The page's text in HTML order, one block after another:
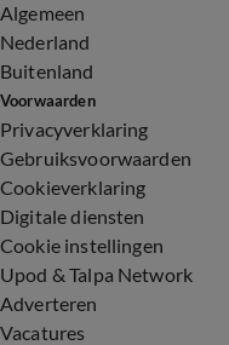
Algemeen
Nederland
Buitenland
Voorwaarden
Privacyverklaring
Gebruiksvoorwaarden
Cookieverklaring
Digitale diensten
Cookie instellingen
Upod & Talpa Network
Adverteren
Vacatures